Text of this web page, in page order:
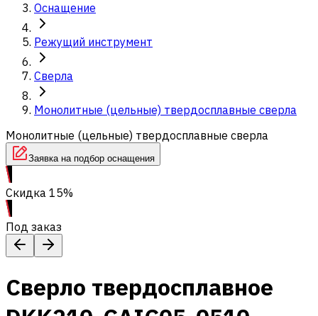
Оснащение
Режущий инструмент
Сверла
Монолитные (цельные) твердосплавные сверла
Монолитные (цельные) твердосплавные сверла
Заявка на подбор оснащения
Скидка 15%
Под заказ
Сверло твердосплавное